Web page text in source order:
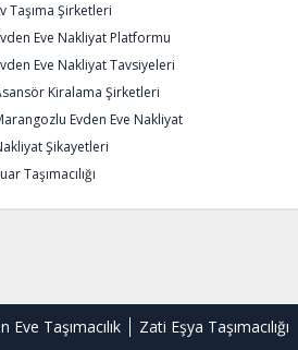
Taşıma Şirketleri
Eve Nakliyat Platformu
Eve Nakliyat Tavsiyeleri
Kiralama Şirketleri
Evden Eve Nakliyat
Şikayetleri
Taşımacılığı
Eve Taşımacılık Zati Eşya Taşımacılığı